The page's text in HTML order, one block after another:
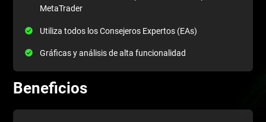
MetaTrader
Utiliza todos los Consejeros Expertos (EAs)
Gráficas y análisis de alta funcionalidad
Beneficios